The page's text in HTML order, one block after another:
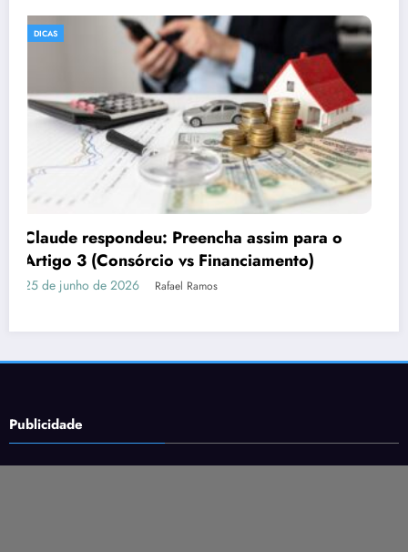
DICAS
Por que o marketing precisa de imagens
fortes
Publicidade